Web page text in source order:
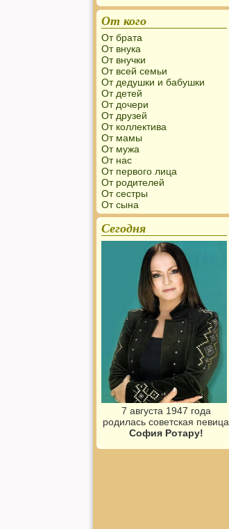
От кого
От брата
От внука
От внучки
От всей семьи
От дедушки и бабушки
От детей
От дочери
От друзей
От коллектива
От мамы
От мужа
От нас
От первого лица
От родителей
От сестры
От сына
Сегодня
7 августа 1947 года
родилась советская певица
София Ротару!